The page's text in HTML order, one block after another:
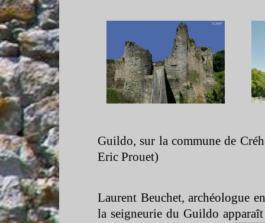
Guildo, sur la commune de
Eric Prouet)
Laurent Beuchet, archéologue
la seigneurie du Guildo